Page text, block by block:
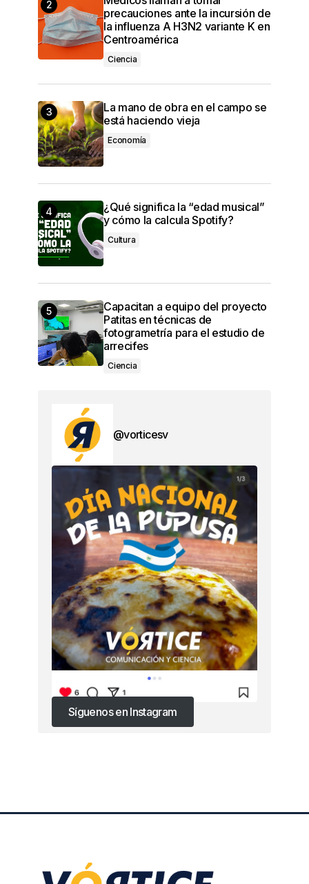
precauciones ante la incursión de
la influenza A H3N2 variante K en
Centroamérica
Ciencia
La mano de obra en el campo se
está haciendo vieja
Economía
¿Qué significa la “edad musical”
y cómo la calcula Spotify?
Cultura
Capacitan a equipo del proyecto
Patitas en técnicas de
fotogrametría para el estudio de
arrecifes
Ciencia
@vorticesv
Síguenos en Instagram